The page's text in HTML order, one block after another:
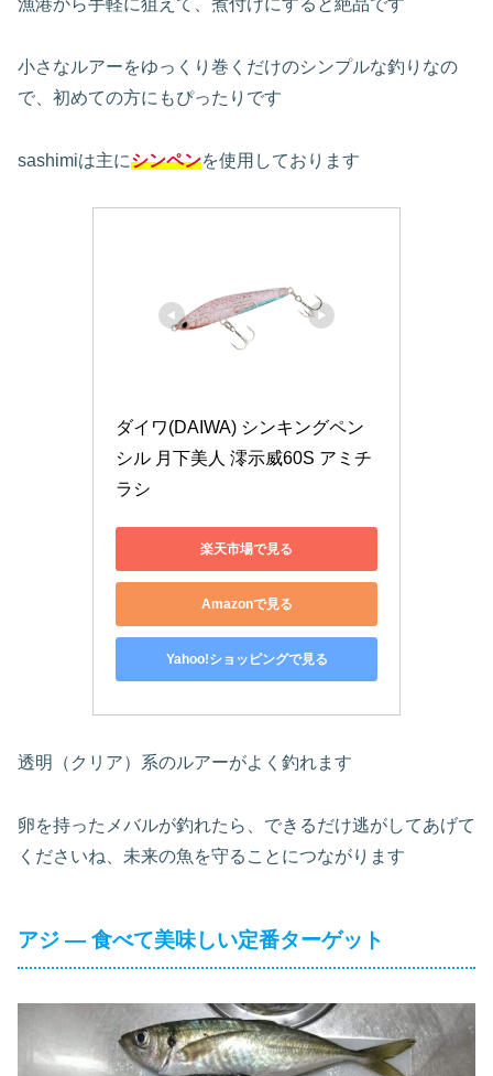
漁港から手軽に狙えて、煮付けにすると絶品です
小さなルアーをゆっくり巻くだけのシンプルな釣りなの
で、初めての方にもぴったりです
sashimiは主にシンペンを使用しております
ダイワ(DAIWA) シンキングペン
シル 月下美人 澪示威60S アミチ
ラシ
楽天市場で見る
Amazonで見る
Yahoo!ショッピングで見る
透明（クリア）系のルアーがよく釣れます
卵を持ったメバルが釣れたら、できるだけ逃がしてあげて
くださいね、未来の魚を守ることにつながります
アジ ― 食べて美味しい定番ターゲット